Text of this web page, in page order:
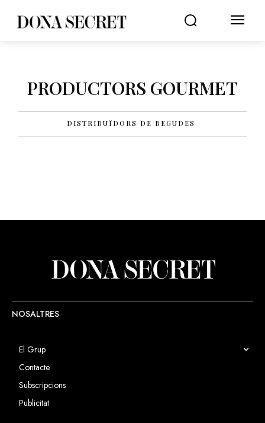
PRODUCTORS GOURMET
DISTRIBUÏDORS DE BEGUDES
NOSALTRES
El Grup
Contacte
Subscripcions
Publicitat